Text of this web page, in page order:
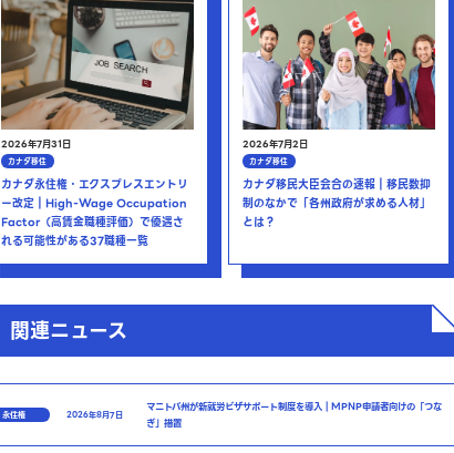
2026年7月31日
カナダ移住
カナダ永住権・エクスプレスエントリ
ー改定｜High-Wage Occupation
Factor（高賃金職種評価）で優遇さ
れる可能性がある37職種一覧
2026年7月2日
カナダ移住
カナダ移民大臣会合の速報｜移民数抑
制のなかで「各州政府が求める人材」
とは？
関連ニュース
永住権 2026年8月7日
マニトバ州が新就労ビザサポート制度を導入｜MPNP申請者向けの「つな
ぎ」措置